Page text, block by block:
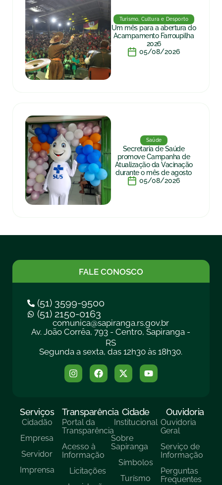
Turismo, Cultura e Desporto
Um mês para a abertura do
Acampamento Farroupilha
2026
05/08/2026
Saúde
Secretaria de Saúde
promove Campanha de
Atualização da Vacinação
durante o mês de agosto
05/08/2026
FALE CONOSCO
(51) 3599-9500
(51) 2150-0163
comunica@sapiranga.rs.gov.br
Av. João Corrêa, 793 - Centro, Sapiranga -
RS
Segunda a sexta, das 12h30 às 18h30.
Serviços
Cidadão
Empresa
Servidor
Imprensa
Transparência
Portal da
Transparência
Acesso à
Informação
Licitações
Cidade
Institucional
Sobre
Sapiranga
Símbolos
Turísmo
Ouvidoria
Ouvidoria
Geral
Serviço de
Informação
Perguntas
Frequentes